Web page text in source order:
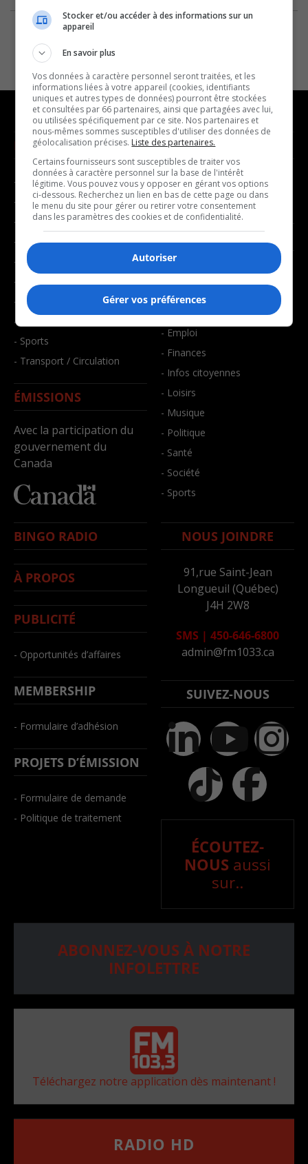
NOUVELLES
- Affaires municipales
- Communauté / Social
- Culture
- Économie
- Éducation
- Environnement
- Faits divers
- Santé et bien-être
- Sports
- Transport / Circulation
ÉMISSIONS
Avec la participation du
gouvernement du
Canada
MUSIQUE
- Décompte franco
- Joué récemment
BALADOS
- Affaires
- Art de vivre
- Bien-être
- Emploi
- Finances
- Infos citoyennes
- Loisirs
- Musique
- Politique
- Santé
- Société
- Sports
BINGO RADIO
À PROPOS
PUBLICITÉ
- Opportunités d’affaires
MEMBERSHIP
- Formulaire d’adhésion
PROJETS D’ÉMISSION
- Formulaire de demande
- Politique de traitement
NOUS JOINDRE
91,rue Saint-Jean
Longueuil (Québec)
J4H 2W8
SMS | 450-646-6800
admin@fm1033.ca
SUIVEZ-NOUS
ÉCOUTEZ-
NOUS aussi
sur..
ABONNEZ-VOUS À NOTRE
INFOLETTRE
Téléchargez notre application dès maintenant !
RADIO HD
Stocker et/ou accéder à des informations sur un
appareil
En savoir plus
Vos données à caractère personnel seront traitées, et les
informations liées à votre appareil (cookies, identifiants
uniques et autres types de données) pourront être stockées
et consultées par 66 partenaires, ainsi que partagées avec lui,
ou utilisées spécifiquement par ce site. Nos partenaires et
nous-mêmes sommes susceptibles d'utiliser des données de
géolocalisation précises. Liste des partenaires.
Certains fournisseurs sont susceptibles de traiter vos
données à caractère personnel sur la base de l'intérêt
légitime. Vous pouvez vous y opposer en gérant vos options
ci-dessous. Recherchez un lien en bas de cette page ou dans
le menu du site pour gérer ou retirer votre consentement
dans les paramètres des cookies et de confidentialité.
Autoriser
Gérer vos préférences